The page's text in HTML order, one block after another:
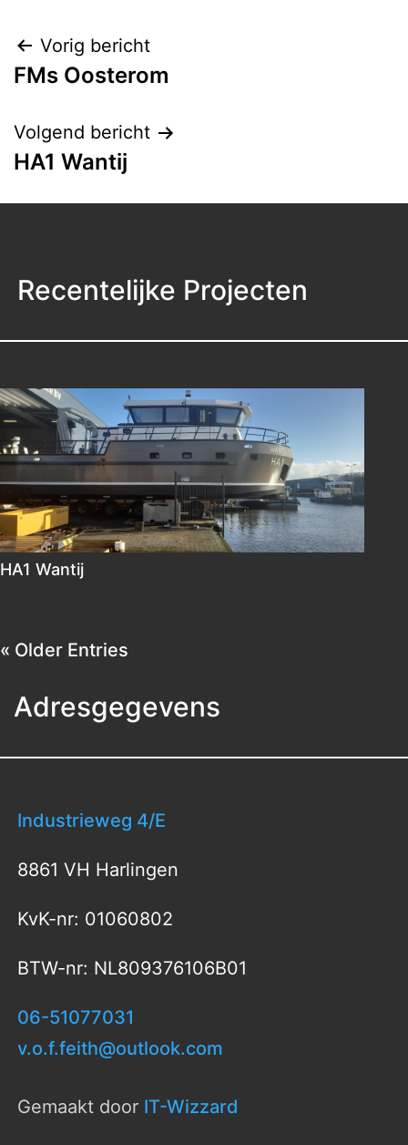
Bericht
navigatie
Vorig bericht
FMs Oosterom
Volgend bericht
HA1 Wantij
Recentelijke Projecten
HA1 Wantij
« Older Entries
Adresgegevens
Industrieweg 4/E
8861 VH Harlingen
KvK-nr: 01060802
BTW-nr: NL809376106B01
06-51077031
v.o.f.feith@outlook.com
Gemaakt door IT-Wizzard